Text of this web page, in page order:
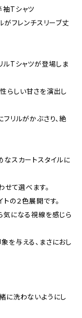
袖Tシャツ
がフレンチスリーブ丈
ルTシャツが登場しま
らしい甘さを演出し
リルがかぶさり、絶
なスカートスタイルに
て選べます。
の２色展開です。
気になる視線を感じら
を与える、まさにおし
に洗わないようにし